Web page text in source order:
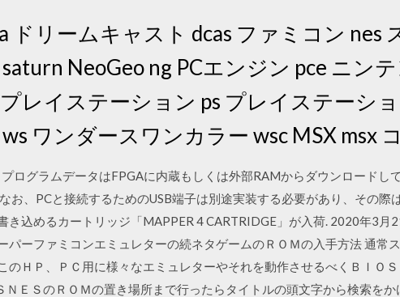
ドリームキャスト dcas ファミコン nes
NeoGeo ng PCエンジン pce ニン
プレイステーション ps プレイステーシ
ワンダースワンカラー wsc MSX msx
ログラムデータはFPGAに内蔵もしくは外部RAMからダウンロードし
お、PCと接続するためのUSB端子は別途実装する必要があり、その際
き込めるカートリッジ「MAPPER 4 CARTRIDGE」が入荷. 2020年3
パーファミコンエミュレターの続ネタゲームのＲＯＭの入手方法 通常
のＨＰ、ＰＣ用に様々なエミュレターやそれを動作させるべくＢＩＯ
ＮＥＳのＲＯＭの置き場所まで行ったらタイトルの頭文字から検索を